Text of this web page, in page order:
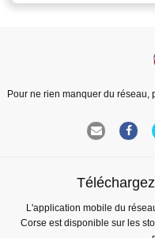
Pour ne rien manquer du réseau,
L'application mobile du
Corse est disponible sur les